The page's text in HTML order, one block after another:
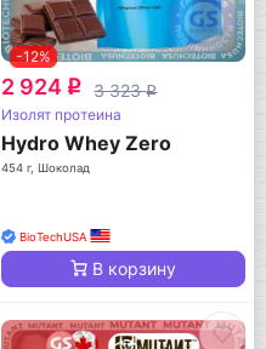
-12%
2 924 q 3 323q
Изолят протеина
Hydro Whey Zero
454 г, Шоколад
BioTechUSA
В корзину